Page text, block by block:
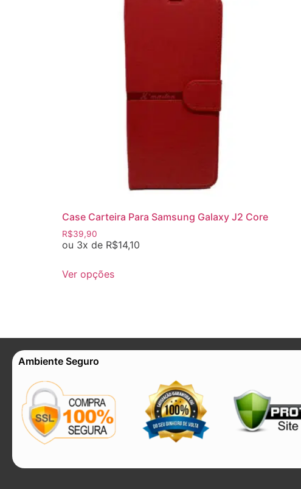
Case Carteira Para Samsung Galaxy J2 Core
R$39,90
ou 3x de R$14,10
Ver opções
Ambiente Seguro